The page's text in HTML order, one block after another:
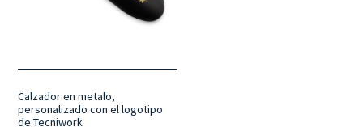
Calzador en metalo,
personalizado con el logotipo
de Tecniwork